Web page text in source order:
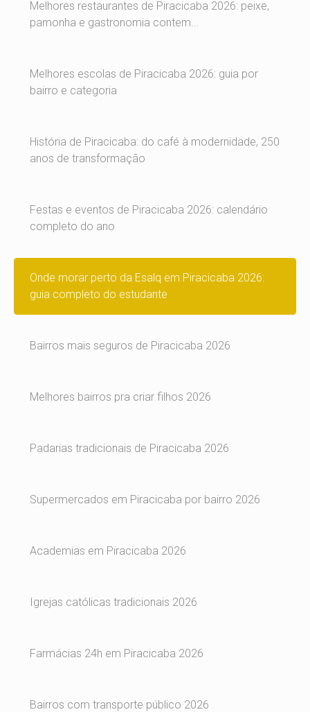
Melhores restaurantes de Piracicaba 2026: peixe,
pamonha e gastronomia contem...
Melhores escolas de Piracicaba 2026: guia por
bairro e categoria
História de Piracicaba: do café à modernidade, 250
anos de transformação
Festas e eventos de Piracicaba 2026: calendário
completo do ano
Onde morar perto da Esalq em Piracicaba 2026:
guia completo do estudante
Bairros mais seguros de Piracicaba 2026
Melhores bairros pra criar filhos 2026
Padarias tradicionais de Piracicaba 2026
Supermercados em Piracicaba por bairro 2026
Academias em Piracicaba 2026
Igrejas católicas tradicionais 2026
Farmácias 24h em Piracicaba 2026
Bairros com transporte público 2026